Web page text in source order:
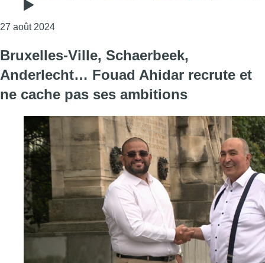
27 août 2024Consulter l'article "Formation bruxelloise : une
Bruxelles-Ville, Schaerbeek,
Anderlecht… Fouad Ahidar recrute et
ne cache pas ses ambitions